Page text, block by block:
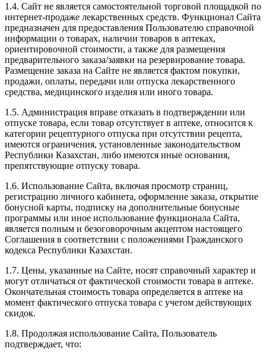
1.4. Сайт не является самостоятельной торговой площадкой по
интернет-продаже лекарственных средств. Функционал Сайта
предназначен для предоставления Пользователю справочной
информации о товарах, наличии товаров в аптеках,
ориентировочной стоимости, а также для размещения
предварительного заказа/заявки на резервирование товара.
Размещение заказа на Сайте не является фактом покупки,
продажи, оплаты, передачи или отпуска лекарственного
средства, медицинского изделия или иного товара.
1.5. Администрация вправе отказать в подтверждении или
отпуске товара, если товар отсутствует в аптеке, относится к
категории рецептурного отпуска при отсутствии рецепта,
имеются ограничения, установленные законодательством
Республики Казахстан, либо имеются иные основания,
препятствующие отпуску товара.
1.6. Использование Сайта, включая просмотр страниц,
регистрацию личного кабинета, оформление заказа, открытие
бонусной карты, подписку на дополнительные бонусные
программы или иное использование функционала Сайта,
является полным и безоговорочным акцептом настоящего
Соглашения в соответствии с положениями Гражданского
кодекса Республики Казахстан.
1.7. Цены, указанные на Сайте, носят справочный характер и
могут отличаться от фактической стоимости товара в аптеке.
Окончательная стоимость товара определяется в аптеке на
момент фактического отпуска товара с учетом действующих
скидок.
1.8. Продолжая использование Сайта, Пользователь
подтверждает, что: